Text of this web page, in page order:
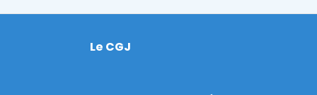
Footer
Le CGJ